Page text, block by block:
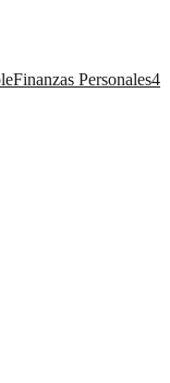
Finanzas Personales4